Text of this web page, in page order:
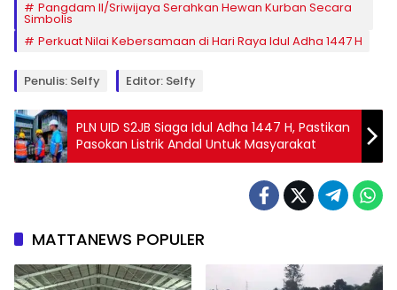
Pangdam II/Sriwijaya Serahkan Hewan Kurban Secara
Simbolis
Perkuat Nilai Kebersamaan di Hari Raya Idul Adha 1447 H
Penulis: Selfy Editor: Selfy
PLN UID S2JB Siaga Idul Adha 1447 H, Pastikan
Pasokan Listrik Andal Untuk Masyarakat
MATTANEWS POPULER